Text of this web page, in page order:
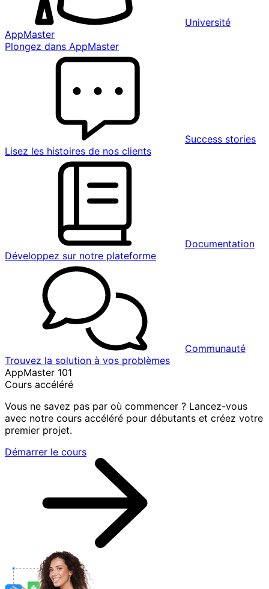
Université
AppMaster
Plongez dans AppMaster
Success stories
Lisez les histoires de nos clients
Documentation
Développez sur notre plateforme
Communauté
Trouvez la solution à vos problèmes
AppMaster 101
Cours accéléré
Vous ne savez pas par où commencer ? Lancez-vous
avec notre cours accéléré pour débutants et créez votre
premier projet.
Démarrer le cours